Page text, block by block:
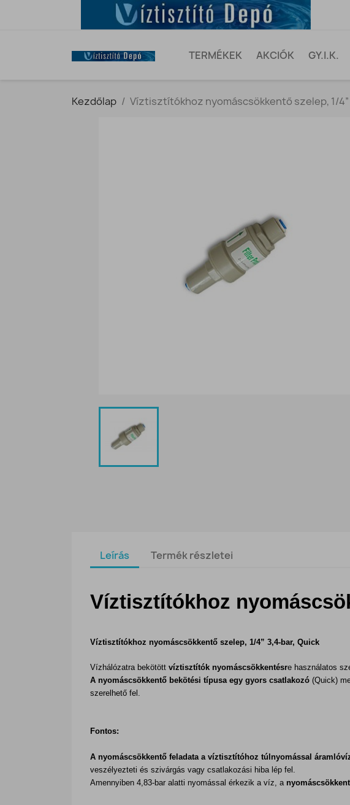
TERMÉKEK AKCIÓK GY.I.K.
Kezdőlap Víztisztítókhoz nyomáscsökkentő szelep, 1/4”
Leírás Termék részletei
Víztisztítókhoz
Víztisztítókhoz nyomáscsökkentő szelep, 1/4” 3,4-bar, Quick
Vízhálózatra bekötött víztisztítók nyomáscsökkentésre használatos
A nyomáscsökkentő bekötési típusa egy gyors csatlakozó (Quick)
szerelhető fel.
Fontos:
A nyomáscsökkentő feladata a víztisztítóhoz túlnyomással
veszélyezteti és szivárgás vagy csatlakozási hiba lép fel.
Amennyiben 4,83-bar alatti nyomással érkezik a víz, a